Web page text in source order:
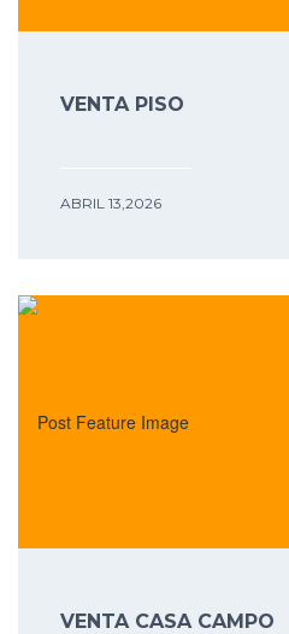
VENTA PISO
ABRIL 13,2026
VENTA CASA CAMPO